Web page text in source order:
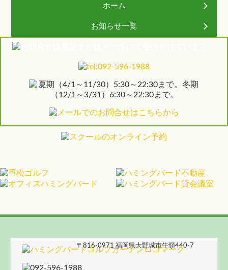
ホーム
お知らせ一覧
〒816-0971 福岡県大野城市牛頸440-7